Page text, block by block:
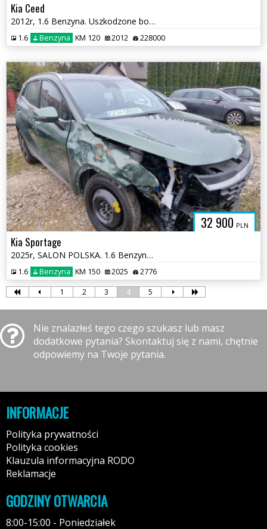
Kia Ceed
2012r, 1.6 Benzyna. Uszkodzone boki. Poobijany. Jeździ
1.6 Benzyna KM 120 2012 228000
32 900 PLN
Kia Sportage
2025r, SALON POLSKA. 1.6 Benzyna. Uszkodzony. Poobijany.
1.6 Benzyna KM 150 2025 2776
1 2 3 4 5
Nie znalazłeś tego czego szukasz lub masz
dodatkowe pytania? Skontaktuj się z nami, chętnie
odpowiemy na Twoje pytania.
INFORMACJE
Polityka prywatności
Polityka cookies
Klauzula informacyjna RODO
Reklamacje
GODZINY OTWARCIA
8:00-15:00 - Poniedziałek